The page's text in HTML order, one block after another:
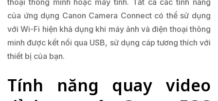
thoại thông minh hoặc máy tính. Tất cả các tính năng
của ứng dụng Canon Camera Connect có thể sử dụng
với Wi-Fi hiện khả dụng khi máy ảnh và điện thoại thông
minh được kết nối qua USB, sử dụng cáp tương thích với
thiết bị của bạn.
Tính năng quay video